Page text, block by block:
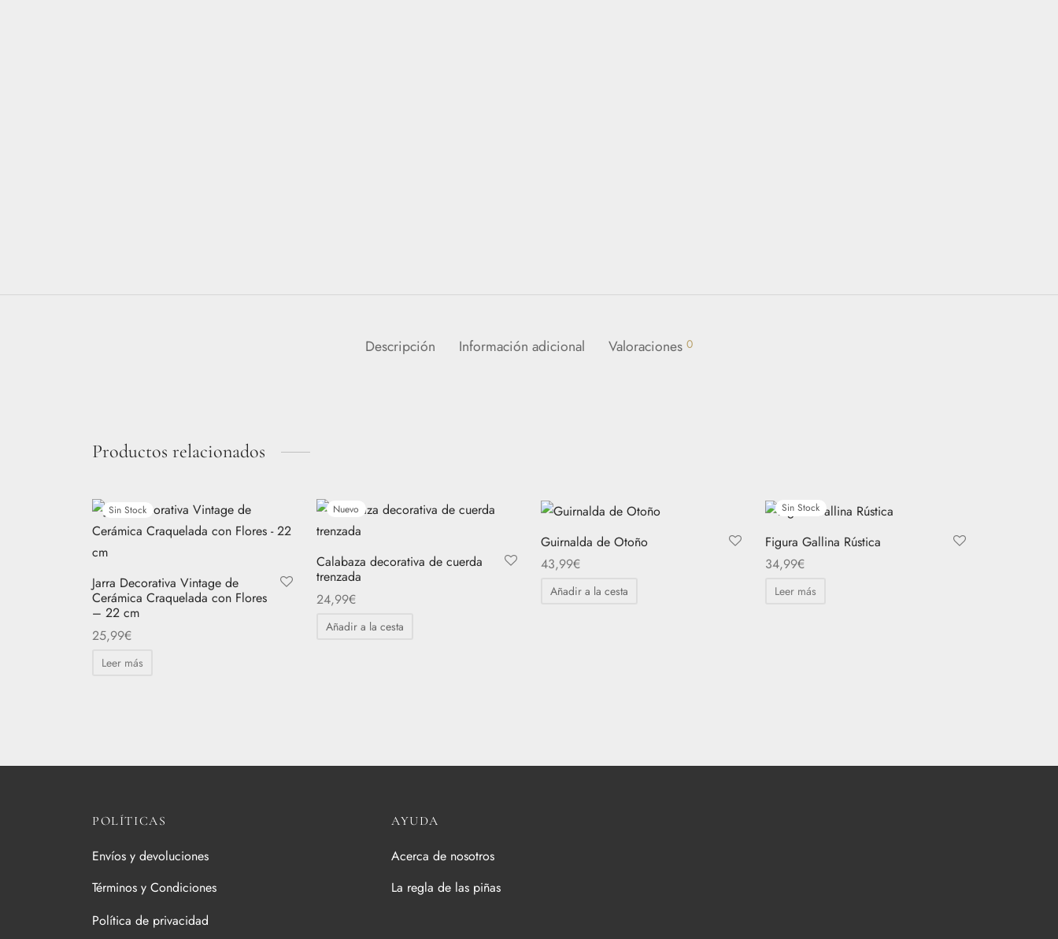
Descripción Información adicional Valoraciones 0
Productos relacionados
Sin Stock
Jarra Decorativa Vintage de
Cerámica Craquelada con Flores
– 22 cm
25,99€
Leer más
Nuevo
Calabaza decorativa de cuerda
trenzada
24,99€
Añadir a la cesta
Guirnalda de Otoño
43,99€
Añadir a la cesta
Sin Stock
Figura Gallina Rústica
34,99€
Leer más
POLÍTICAS
Envíos y devoluciones
Términos y Condiciones
Política de privacidad
AYUDA
Acerca de nosotros
La regla de las piñas